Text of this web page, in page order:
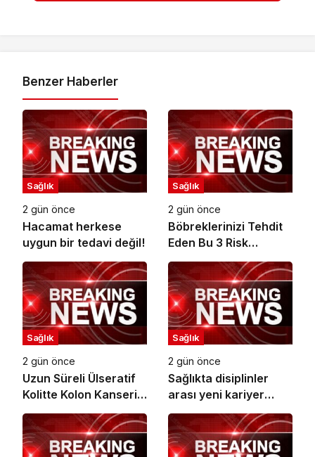
Benzer Haberler
Sağlık
2 gün önce
Hacamat herkese
uygun bir tedavi değil!
Sağlık
2 gün önce
Böbreklerinizi Tehdit
Eden Bu 3 Risk
Faktörüne Dikkat!
Sağlık
2 gün önce
Uzun Süreli Ülseratif
Kolitte Kolon Kanseri
Riski Artıyor mu?
Sağlık
2 gün önce
Sağlıkta disiplinler
arası yeni kariyer
dönemi